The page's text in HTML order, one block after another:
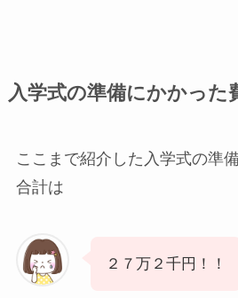
入学式の準備にかかった
ここまで紹介した入学式の準
合計は
２７万２千円！！